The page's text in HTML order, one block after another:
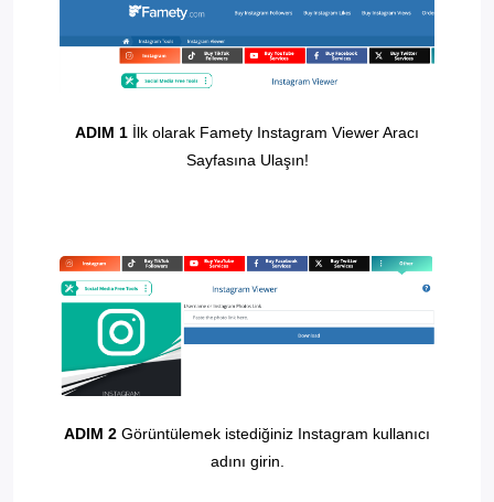
ADIM 1 İlk olarak Famety Instagram Viewer Aracı
Sayfasına Ulaşın!
ADIM 2 Görüntülemek istediğiniz Instagram kullanıcı
adını girin.